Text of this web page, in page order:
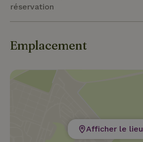
réservation
Emplacement
Afficher le lieu